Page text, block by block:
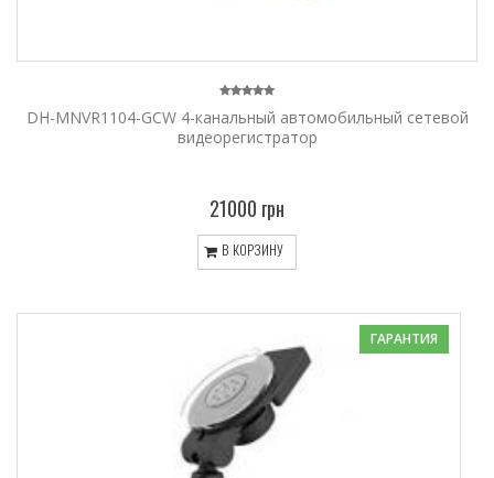
DH-MNVR1104-GCW 4-канальный автомобильный сетевой
видеорегистратор
21000 грн
В КОРЗИНУ
ГАРАНТИЯ